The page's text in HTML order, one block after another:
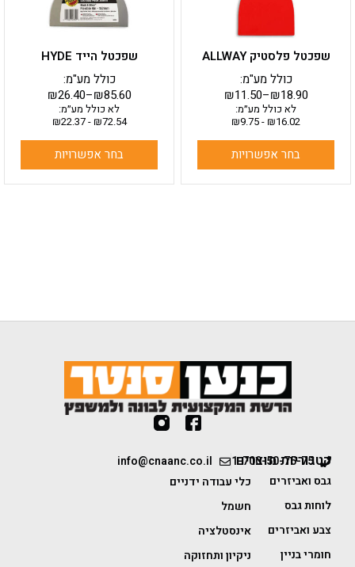
שפכטל פלסטיק ALLWAY
₪11.50–₪18.90
כולל מע"מ:
לא כולל מע״מ:
₪16.02
-
₪9.75
בחר אפשרויות
האפשרויות
המוצר
שפכטל הייד HYDE
₪26.40–₪85.60
כולל מע"מ:
לא כולל מע״מ:
₪72.54
-
₪22.37
בחר אפשרויות
את
האפשרויות
המוצר
1-700-50-75-75
info@cnaanc.co.il קטגוריות מוצרים
גבס ואביזרים
לוחות גבס
צבע ואביזרים
חומרי בניין
כלי עבודה ידניים
חשמל
אינסטלציה
ניקיון ותחזוקה